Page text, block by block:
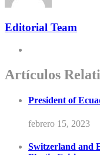
Editorial Team
Artículos
President of
febrero 15, 2023
Switzerland and